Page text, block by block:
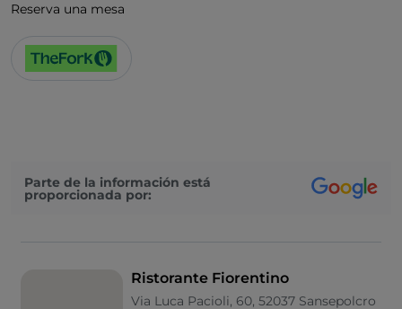
Reserva una mesa
Parte de la información está
proporcionada por:
Ristorante Fiorentino
Via Luca Pacioli, 60, 52037 Sansepolcro